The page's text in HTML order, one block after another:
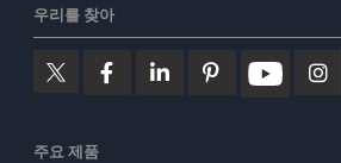
우리를 찾아
주요 제품